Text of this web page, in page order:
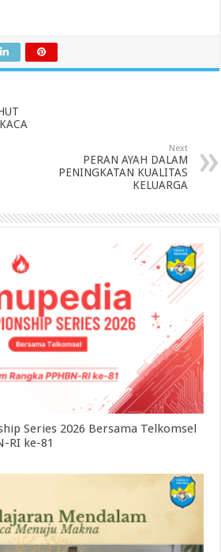
Next
PERAN AYAH DALAM
PENINGKATAN KUALITAS
KELUARGA
Series 2026 Bersama Telkomsel
RI ke-81